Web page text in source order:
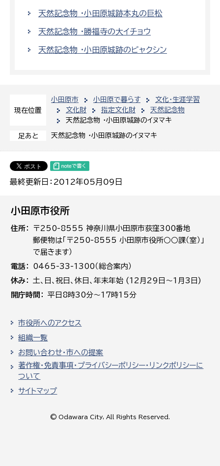
現在位置
小田原市 小田原で暮らす
文化・生涯学習
文化財
指定文化財
天然記念物
天然記念物 ・小田原城跡のイヌマキ
足あと 天然記念物 ・小田原城跡のイヌマキ
最終更新日：2012年05月09日
天然記念物 ・小田原城跡本丸の巨松
天然記念物 ・勝福寺の大イチョウ
天然記念物 ・小田原城跡のビャクシン
小田原市役所
住所
〒250-8555 神奈川県小田原市荻窪300番地
郵便物は「〒250-8555 小田原市役所○○課（室）」
で届きます）
電話
0465-33-1300（総合案内）
休み
土､日､祝日、休日、年末年始 (12月29日～1月3日)
開庁時間
平日8時30分～17時15分
市役所へのアクセス
組織一覧
お問い合わせ・市への提案
著作権・免責事項・プライバシーポリシー・リンクポリシーに
ついて
サイトマップ
© Odawara City, All Rights Reserved.